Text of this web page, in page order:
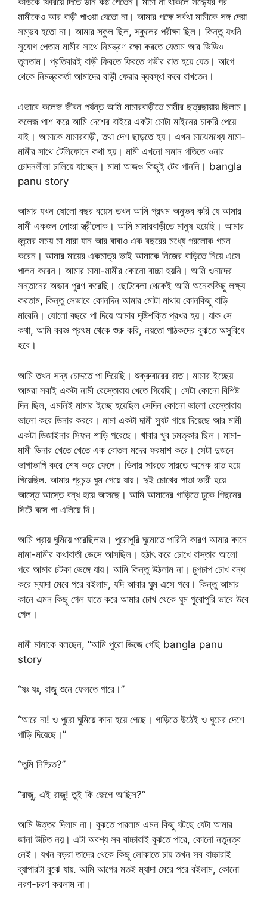
মামীকেও আর বাড়ী পাওয়া যেতো না। আমার পক্ষে সর্বথা মামীকে সঙ্গ দেয়া
সম্ভব হতো না। আমার স্কুল ছিল, স্কুলের পরীক্ষা ছিল। কিন্তু যখনি
সুযোগ পেতাম মামীর সাথে নিমন্ত্রণ রক্ষা করতে যেতাম আর ভিডিও
তুলতাম। প্রতিবারই বাড়ী ফিরতে ফিরতে গভীর রাত হয়ে যেত। আগে
থেকে নিমন্ত্রকর্তা আমাদের বাড়ী ফেরার ব্যবস্থা করে রাখতেন।
এভাবে কলেজ জীবন পর্যন্ত আমি মামারবাড়ীতে মামীর ছত্রছায়ায় ছিলাম।
কলেজ পাশ করে আমি দেশের বাইরে একটা মোটা মাইনের চাকরি পেয়ে
যাই। আমাকে মামারবাড়ী, তথা দেশ ছাড়তে হয়। এখন মাঝেমধ্যে মামা-
মামীর সাথে টেলিফোনে কথা হয়। মামী এখনো সমান গতিতে ওনার
চোদনলীলা চালিয়ে যাচ্ছেন। মামা আজও কিছুই টের পাননি। bangla
panu story
আমার যখন ষোলো বছর বয়েস তখন আমি প্রথম অনুভব করি যে আমার
মামী একজন নোংরা স্ত্রীলোক। আমি মামারবাড়ীতে মানুষ হয়েছি। আমার
জন্মের সময় মা মারা যান আর বাবাও এক বছরের মধ্যে পরলোক গমন
করেন। আমার মায়ের একমাত্র ভাই আমাকে নিজের বাড়িতে নিয়ে এসে
পালন করেন। আমার মামা-মামীর কোনো বাচ্চা হয়নি। আমি ওনাদের
সন্তানের অভাব পুরণ করেছি। ছোটবেলা থেকেই আমি অনেককিছু লক্ষ্য
করতাম, কিন্তু সেভাবে কোনদিন আমার মোটা মাথায় কোনকিছু বাড়ি
মারেনি। ষোলো বছরে পা দিয়ে আমার দৃষ্টিশক্তি প্রখর হয়। যাক সে
কথা, আমি বরঞ্চ প্রথম থেকে শুরু করি, নয়তো পাঠকদের বুঝতে অসুবিধে
হবে।
আমি তখন সদ্য চোদ্দতে পা দিয়েছি। শুক্রুবারের রাত। মামার ইচ্ছেয়
আমরা সবাই একটা নামী রেস্তোরায় খেতে গিয়েছি। সেটা কোনো বিশিষ্ট
দিন ছিল, এমনিই মামার ইচ্ছে হয়েছিল সেদিন কোনো ভালো রেস্তোরায়
ভালো করে ডিনার করবে। মামা একটা দামী স্যুট গায়ে দিয়েছে আর মামী
একটা ডিজাইনার সিফন শাড়ি পরেছে। খাবার খুব চমত্কার ছিল। মামা-
মামী ডিনার খেতে খেতে এক বোতল মদের ফরমাশ করে। সেটা দুজনে
ভাগাভাগি করে শেষ করে ফেলে। ডিনার সারতে সারতে অনেক রাত হয়ে
গিয়েছিল. আমার প্রচন্ড ঘুম পেয়ে যায়। দুই চোখের পাতা ভারী হয়ে
আস্তে আস্তে বন্ধ হয়ে আসছে। আমি আমাদের গাড়িতে ঢুকে পিছনের
সিটে বসে গা এলিয়ে দি।
আমি প্রায় ঘুমিয়ে পরেছিলাম। পুরোপুরি ঘুমোতে পারিনি কারণ আমার কানে
মামা-মামীর কথাবার্তা ভেসে আসছিল। হঠাৎ করে চোখে রাস্তার আলো
পরে আমার চটকা ভেঙ্গে যায়। আমি কিন্তু উঠলাম না। চুপচাপ চোখ বন্ধ
করে ম্যাদা মেরে পরে রইলাম, যদি আবার ঘুম এসে পরে। কিন্তু আমার
কানে এমন কিছু গেল যাতে করে আমার চোখ থেকে ঘুম পুরোপুরি ভাবে উবে
গেল।
মামী মামাকে বলছেন, “আমি পুরো ভিজে গেছি bangla panu
story
“ষঃ ষঃ, রাজু শুনে ফেলতে পারে।”
“আরে না! ও পুরো ঘুমিয়ে কাদা হয়ে গেছে। গাড়িতে উঠেই ও ঘুমের দেশে
পাড়ি দিয়েছে।”
“তুমি নিশ্চিত?”
“রাজু, এই রাজু! তুই কি জেগে আছিস?”
আমি উত্তর দিলাম না। বুঝতে পারলাম এমন কিছু ঘটছে যেটা আমার
জানা উচিত নয়। এটা অবশ্য সব বাচ্চারাই বুঝতে পারে, কোনো নতুনত্ব
নেই। যখন বড়রা তাদের থেকে কিছু লোকাতে চায় তখন সব বাচ্চারাই
ব্যাপারটা বুঝে যায়. আমি আগের মতই ম্যাদা মেরে পরে রইলাম, কোনো
নরণ-চরণ করলাম না।